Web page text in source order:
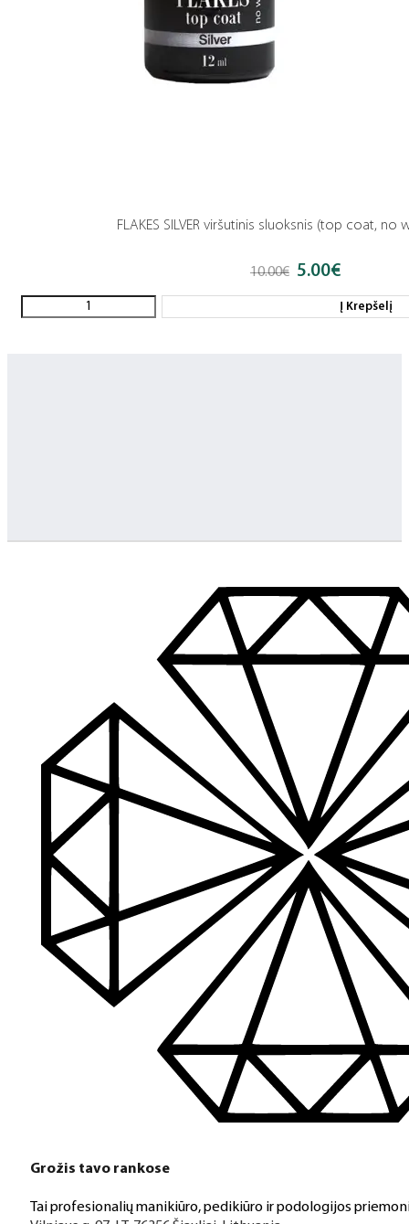
FLAKES SILVER viršutinis sluoksnis (top coat, no
10.00€ Original
10.00€.
5.00€Current
is:
5.00€.
Į Krepšelį
Grožis tavo rankose
Tai profesionalių manikiūro, pedikiūro ir podologijos